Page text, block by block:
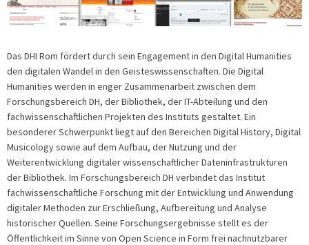
Das DHI Rom fördert durch sein Engagement in den Digital Humanities
den digitalen Wandel in den Geisteswissenschaften. Die Digital
Humanities werden in enger Zusammenarbeit zwischen dem
Forschungsbereich DH, der Bibliothek, der IT-Abteilung und den
fachwissenschaftlichen Projekten des Instituts gestaltet. Ein
besonderer Schwerpunkt liegt auf den Bereichen Digital History, Digital
Musicology sowie auf dem Aufbau, der Nutzung und der
Weiterentwicklung digitaler wissenschaftlicher Dateninfrastrukturen
der Bibliothek. Im Forschungsbereich DH verbindet das Institut
fachwissenschaftliche Forschung mit der Entwicklung und Anwendung
digitaler Methoden zur Erschließung, Aufbereitung und Analyse
historischer Quellen. Seine Forschungsergebnisse stellt es der
Öffentlichkeit im Sinne von Open Science in Form frei nachnutzbarer